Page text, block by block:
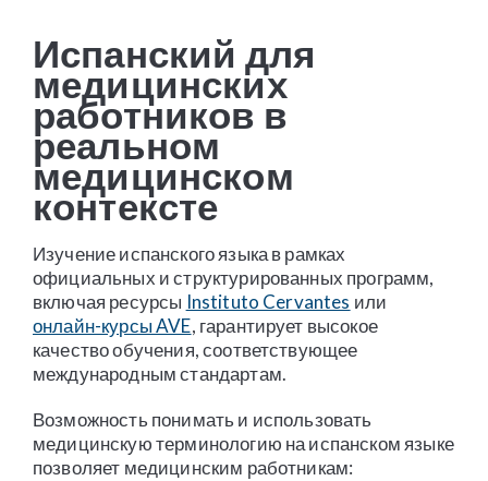
Испанский для
медицинских
работников в
реальном
медицинском
контексте
Изучение испанского языка в рамках
официальных и структурированных программ,
включая ресурсы Instituto Cervantes или
онлайн-курсы AVE, гарантирует высокое
качество обучения, соответствующее
международным стандартам.
Возможность понимать и использовать
медицинскую терминологию на испанском языке
позволяет медицинским работникам: